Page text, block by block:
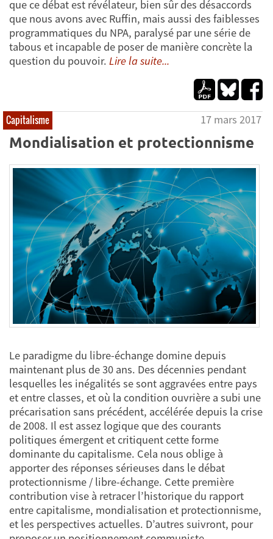
que ce débat est révélateur, bien sûr des désaccords
que nous avons avec Ruffin, mais aussi des faiblesses
programmatiques du NPA, paralysé par une série de
tabous et incapable de poser de manière concrète la
question du pouvoir. Lire la suite...
Capitalisme 17 mars 2017
Mondialisation et protectionnisme
Le paradigme du libre-échange domine depuis
maintenant plus de 30 ans. Des décennies pendant
lesquelles les inégalités se sont aggravées entre pays
et entre classes, et où la condition ouvrière a subi une
précarisation sans précédent, accélérée depuis la crise
de 2008. Il est assez logique que des courants
politiques émergent et critiquent cette forme
dominante du capitalisme. Cela nous oblige à
apporter des réponses sérieuses dans le débat
protectionnisme / libre-échange. Cette première
contribution vise à retracer l’historique du rapport
entre capitalisme, mondialisation et protectionnisme,
et les perspectives actuelles. D’autres suivront, pour